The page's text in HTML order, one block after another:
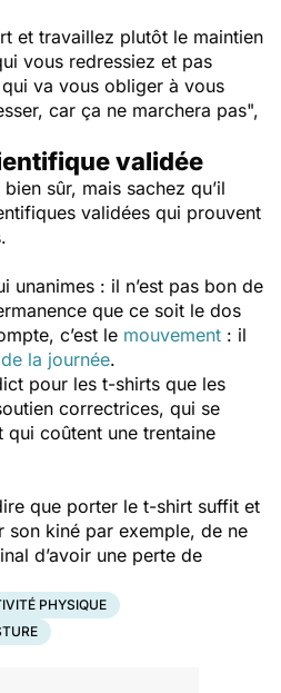
et travaillez plutôt le maintien
vous redressiez et pas
va vous obliger à vous
car ça ne marchera pas",
validée
sûr, mais sachez qu’il
validées qui prouvent
unanimes : il n’est pas bon de
que ce soit le dos
c’est le mouvement : il
la journée.
pour les t-shirts que les
correctrices, qui se
coûtent une trentaine
que porter le t-shirt suffit et
son kiné par exemple, de ne
d’avoir une perte de
PHYSIQUE